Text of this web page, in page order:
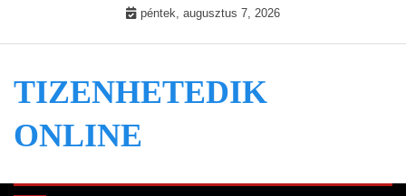
péntek, augusztus 7, 2026
TIZENHETEDIK
ONLINE